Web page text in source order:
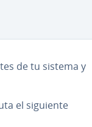
de tu sistema y
el siguiente